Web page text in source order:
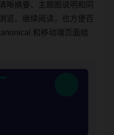
晰摘要、主题图说明和同
览、继续阅读，也方便百
和移动端页面结